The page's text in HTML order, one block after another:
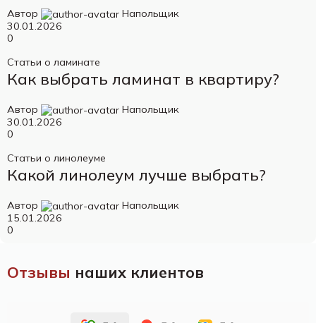
Автор
Напольщик
30.01.2026
0
Статьи о ламинате
Как выбрать ламинат в квартиру?
Автор
Напольщик
30.01.2026
0
Статьи о линолеуме
Какой линолеум лучше выбрать?
Автор
Напольщик
15.01.2026
0
Отзывы наших клиентов